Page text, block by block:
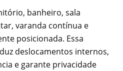
banheiro, sala
varanda contínua e
posicionada. Essa
deslocamentos internos,
e garante privacidade